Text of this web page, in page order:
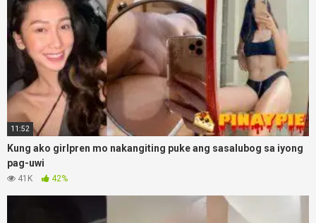
11:52
Kung ako girlpren mo nakangiting puke ang sasalubog sa iyong
pag-uwi
41K 42%